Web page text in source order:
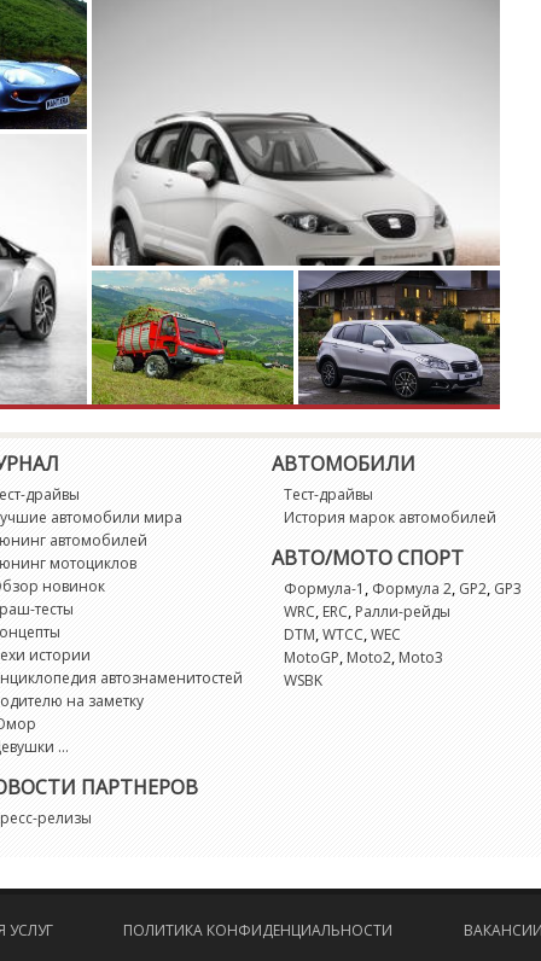
драйвы
автомобили мира
автомобилей
мотоциклов
новинок
тесты
истории
автознаменитостей
на заметку
...
ПАРТНЕРОВ
релизы
АВТОМОБИЛИ
Тест-драйвы
История марок автомобилей
АВТО/МОТО СПОРТ
Формула-1 , Формула 2, GP2, GP3
WRC,ERC,Ралли-рейды
DTM,WTCC,WEC
MotoGP,Moto2,Moto3
WSBK
УСЛУГ ПОЛИТИКА КОНФИДЕНЦИАЛЬНОСТИ ВАКАНСИИ